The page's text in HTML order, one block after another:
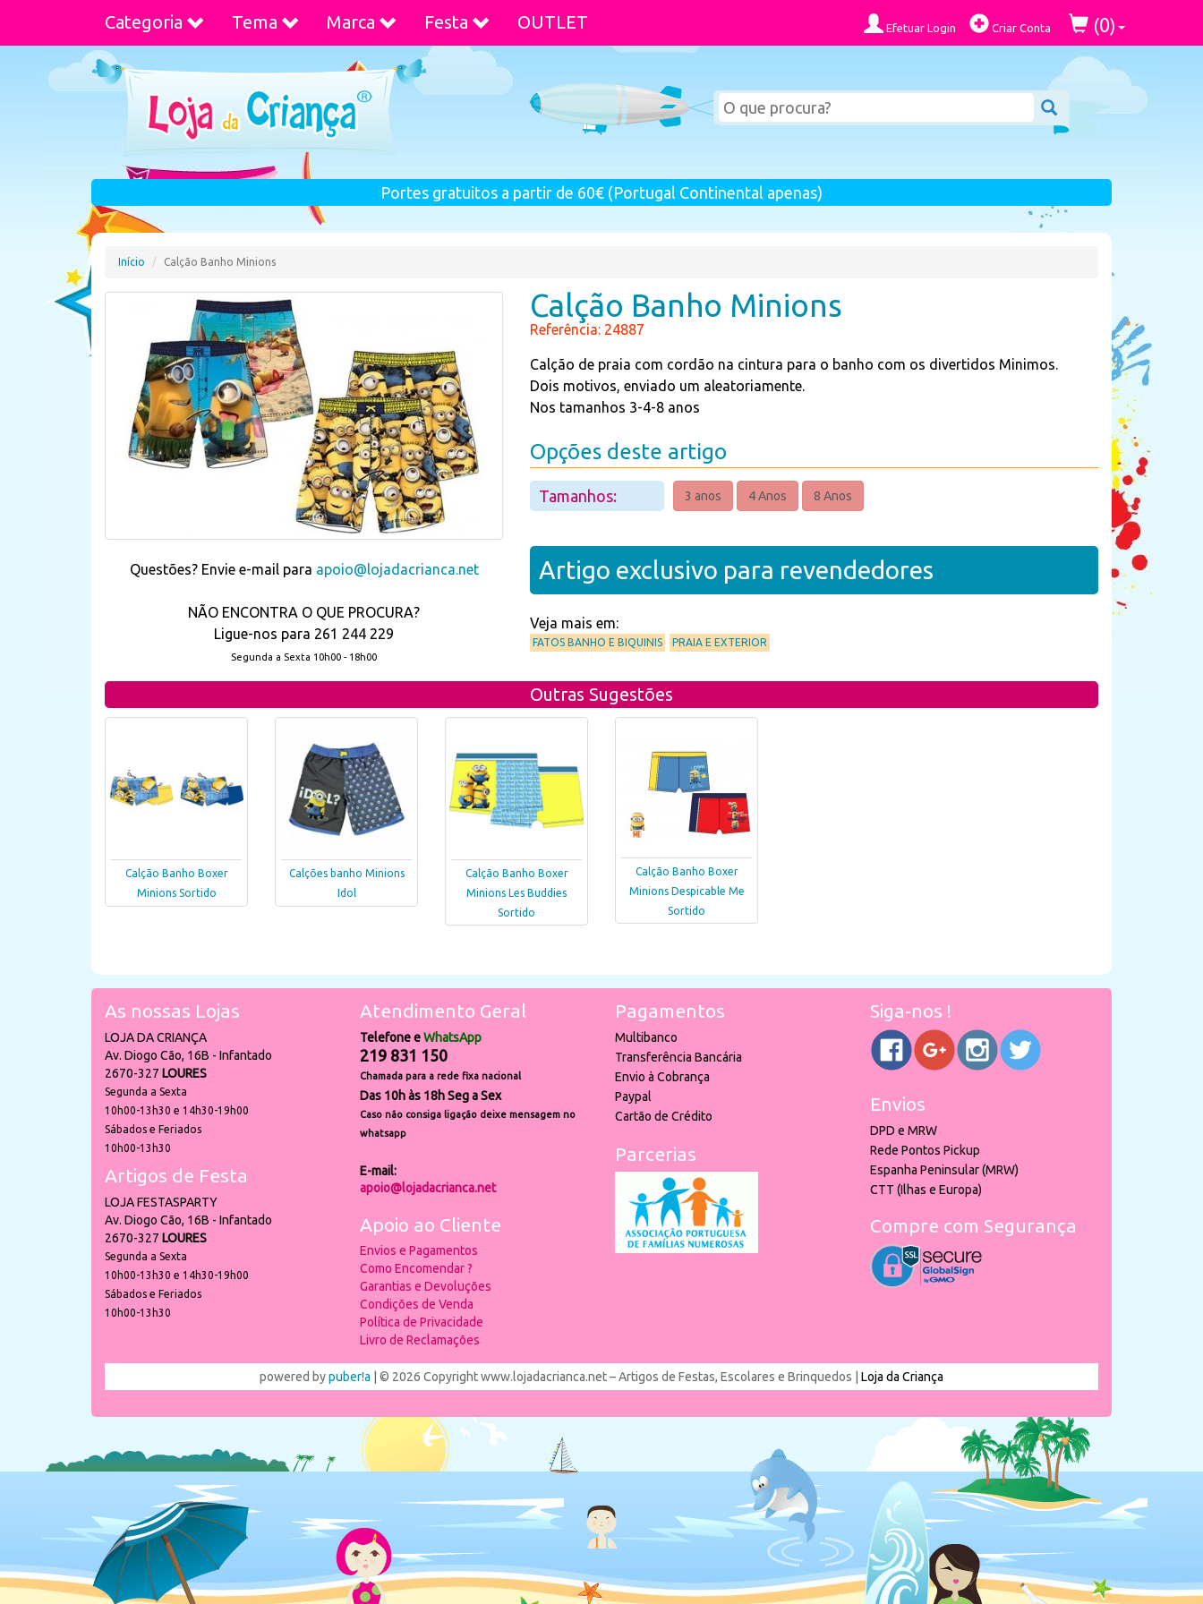
Categoria Tema Marca Festa OUTLET Efetuar Login Criar Conta (0)
Portes gratuitos a partir de 60€ (Portugal Continental apenas)
Início Calção Banho Minions
Questões? Envie e-mail para apoio@lojadacrianca.net
NÃO ENCONTRA O QUE PROCURA?
Ligue-nos para 261 244 229
Segunda a Sexta 10h00 - 18h00
Calção Banho Minions
Referência: 24887
Calção de praia com cordão na cintura para o banho com os divertidos Minimos.
Dois motivos, enviado um aleatoriamente.
Nos tamanhos 3-4-8 anos
Opções deste artigo
Tamanhos: 3 anos 4 Anos 8 Anos
Artigo exclusivo para revendedores
Veja mais em:
FATOS BANHO E BIQUINIS PRAIA E EXTERIOR
Outras Sugestões
Calção Banho Boxer
Minions Sortido
Calções banho Minions
Idol
Calção Banho Boxer
Minions Les Buddies
Sortido
Calção Banho Boxer
Minions Despicable Me
Sortido
As nossas Lojas
LOJA DA CRIANÇA
Av. Diogo Cão, 16B - Infantado
2670-327 LOURES
Segunda a Sexta
10h00-13h30 e 14h30-19h00
Sábados e Feriados
10h00-13h30
Artigos de Festa
LOJA FESTASPARTY
Av. Diogo Cão, 16B - Infantado
2670-327 LOURES
Segunda a Sexta
10h00-13h30 e 14h30-19h00
Sábados e Feriados
10h00-13h30
Atendimento Geral
Telefone eWhatsApp
219 831 150
Chamada para a rede fixa nacional
Das 10h às 18h Seg a Sex
Caso não consiga ligação deixe mensagem no
whatsapp
E-mail:
apoio@lojadacrianca.net
Apoio ao Cliente
Envios e Pagamentos
Como Encomendar ?
Garantias e Devoluções
Condições de Venda
Política de Privacidade
Livro de Reclamações
Pagamentos
Multibanco
Transferência Bancária
Envio à Cobrança
Paypal
Cartão de Crédito
Parcerias
Siga-nos !
Envios
DPD e MRW
Rede Pontos Pickup
Espanha Peninsular (MRW)
CTT (Ilhas e Europa)
Compre com Segurança
powered bypuber!a | © 2026 Copyright www.lojadacrianca.net – Artigos de Festas, Escolares e Brinquedos | Loja da Criança